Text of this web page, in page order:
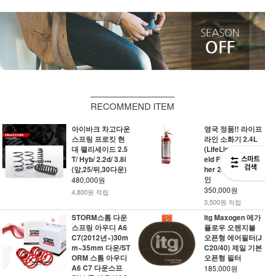
RECOMMEND ITEM
아이바크 차고다운
스프링 프로킷 현
대 팰리세이드 2.5
T/ Hyb/ 2.2d/ 3.8i
(앞,25/뒤,30다운)
480,000원
4,800원 적립
영국 정품!! 라이프
라인 소화기 2.4L
(LifeLine Hand H
eld Fire Extinguis
her 2.4L) - FIA공
인
350,000원
3,500원 적립
STORM스톰 다운
스프링 아우디 A6
C7(2012년~)30m
m~35mm 다운/ST
ORM 스톰 아우디
A6 C7 다운스프
itg Maxogen 메가
플로우 오렌지볼
오픈형 에어필터(J
C20/40) 제일 기본
오픈형 필터
185,000원